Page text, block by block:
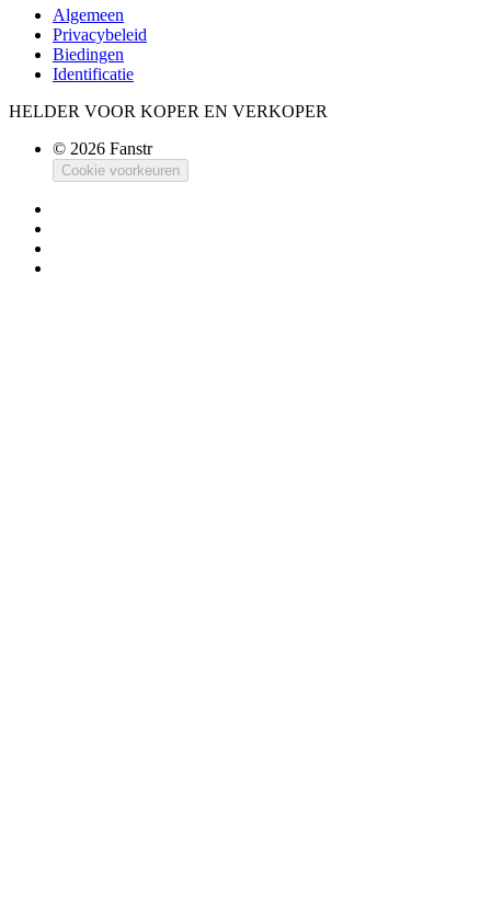
Algemeen
Privacybeleid
Biedingen
Identificatie
HELDER VOOR KOPER EN VERKOPER
© 2026 Fanstr
Cookie voorkeuren